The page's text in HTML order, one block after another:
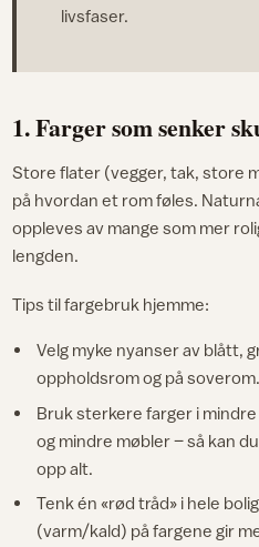
livsfaser.
1. Farger som senker
Store flater (vegger, tak, store
på hvordan et rom føles.
oppleves av mange som mer
lengden.​
Tips til fargebruk hjemme:
Velg myke nyanser av blått,
oppholdsrom og på soverom.
Bruk sterkere farger i
og mindre møbler – så kan
opp alt.
Tenk én «rød tråd» i hele
(varm/kald) på fargene gir